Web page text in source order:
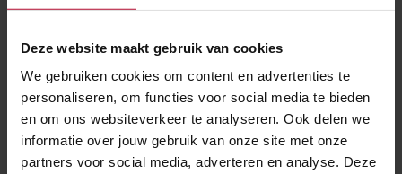
Deze website maakt gebruik van cookies
We gebruiken cookies om content en advertenties te
personaliseren, om functies voor social media te bieden
en om ons websiteverkeer te analyseren. Ook delen we
informatie over jouw gebruik van onze site met onze
partners voor social media, adverteren en analyse. Deze